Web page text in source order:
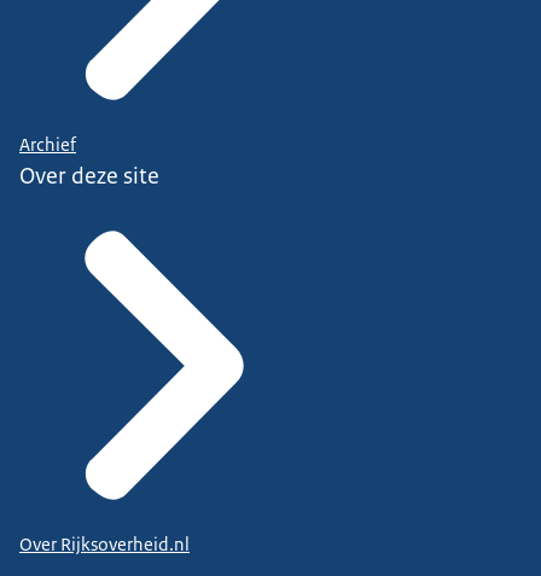
Archief
Over deze site
Over Rijksoverheid.nl